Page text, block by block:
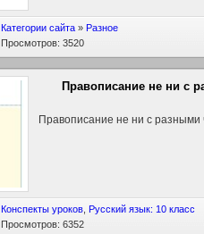
Категории сайта » Разное
Просмотров: 3520
Правописание не ни с
Правописание не ни с
Конспекты уроков Русский язык: 10 класс
Просмотров: 6352